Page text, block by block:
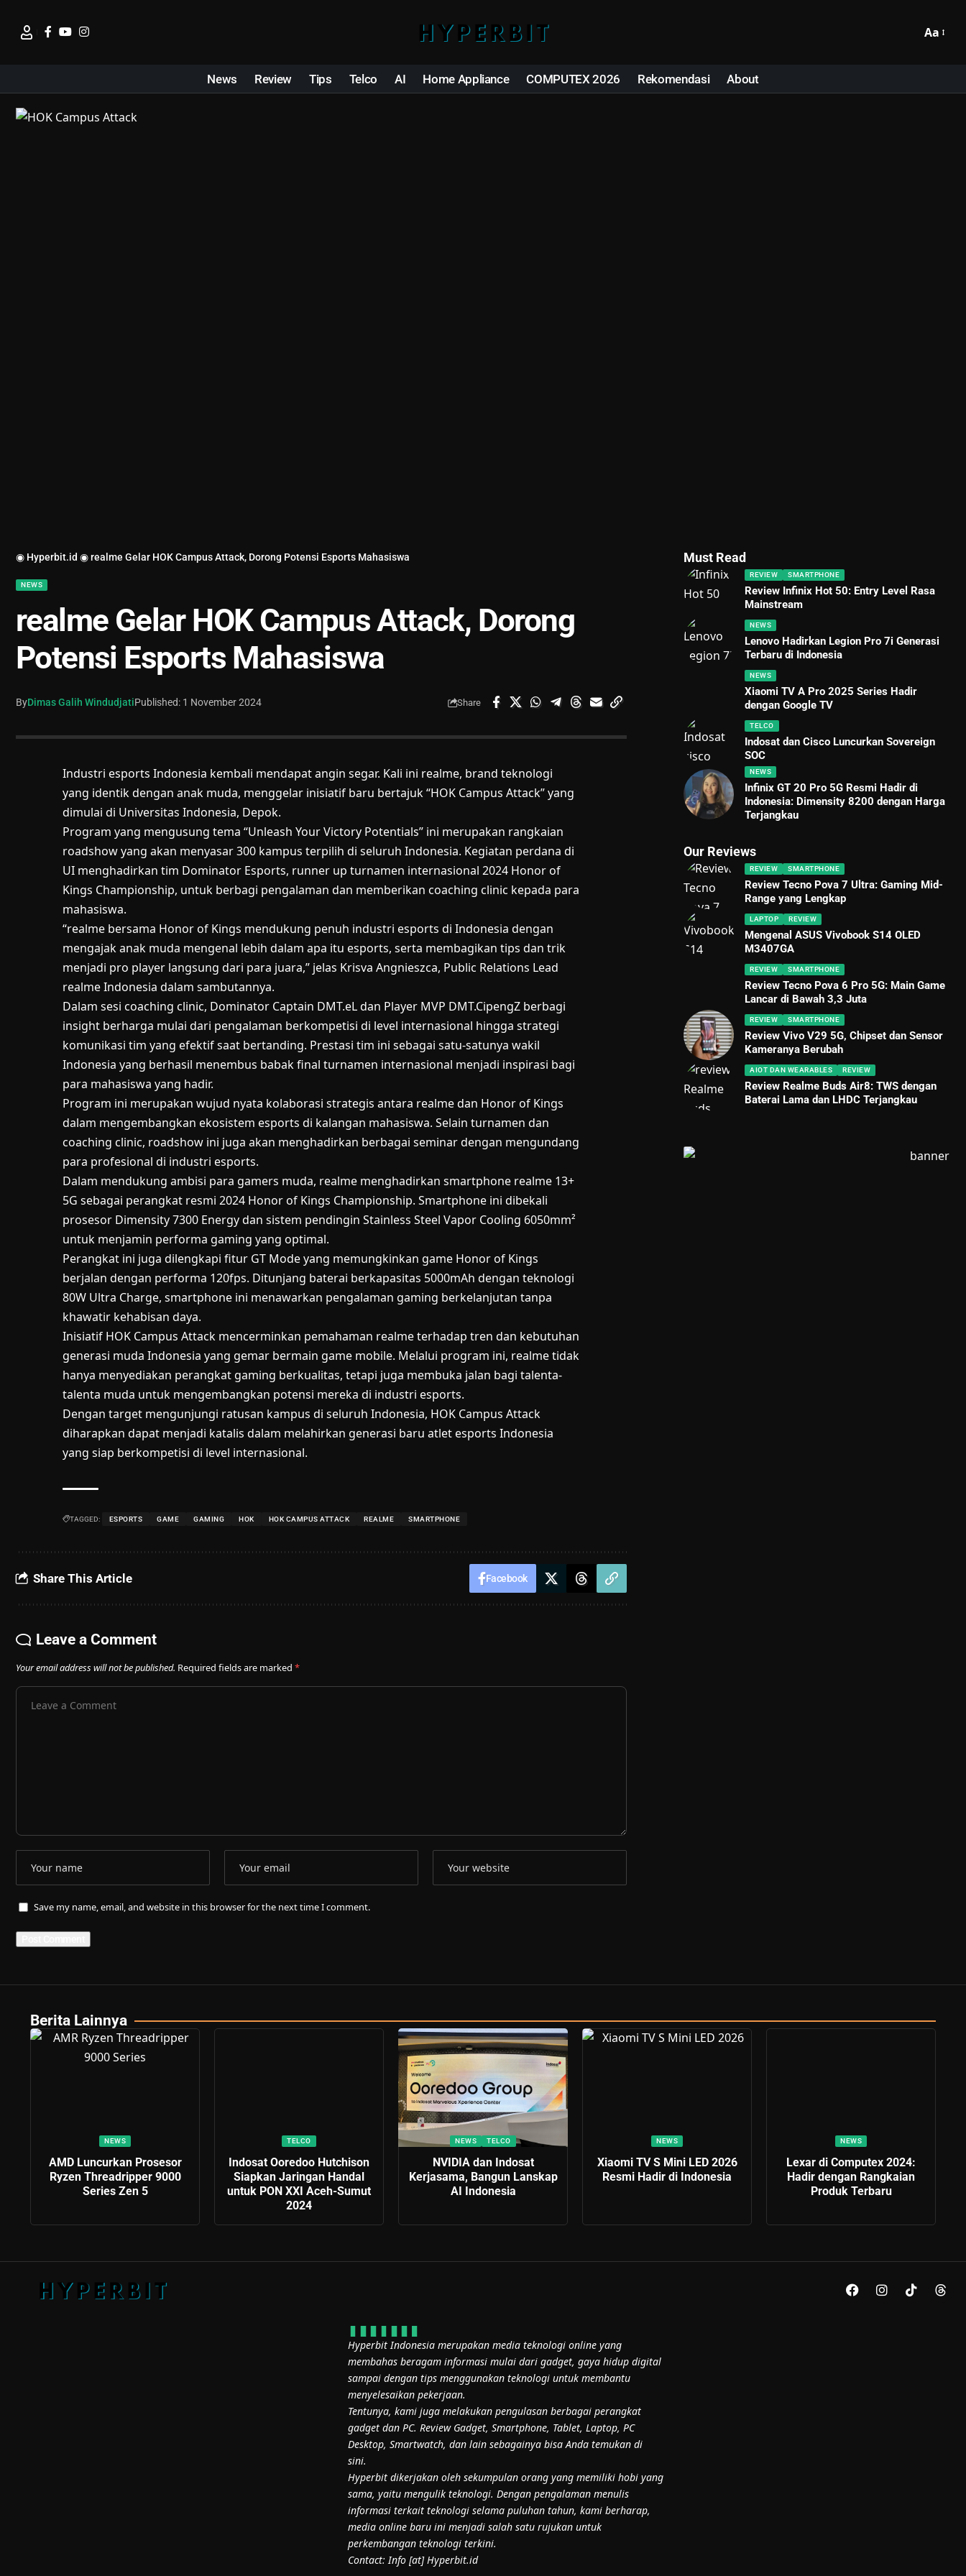
Aa
News Review Tips Telco AI Home Appliance COMPUTEX 2026 Rekomendasi About
◉ Hyperbit.id ◉realme Gelar HOK Campus Attack, Dorong Potensi Esports Mahasiswa
NEWS
realme Gelar HOK Campus Attack, Dorong
Potensi Esports Mahasiswa
ByDimas Galih WindudjatiPublished: 1 November 2024 Share
Industri esports Indonesia kembali mendapat angin segar. Kali ini realme, brand teknologi
yang identik dengan anak muda, menggelar inisiatif baru bertajuk “HOK Campus Attack” yang
dimulai di Universitas Indonesia, Depok.
Program yang mengusung tema “Unleash Your Victory Potentials” ini merupakan rangkaian
roadshow yang akan menyasar 300 kampus terpilih di seluruh Indonesia. Kegiatan perdana di
UI menghadirkan tim Dominator Esports, runner up turnamen internasional 2024 Honor of
Kings Championship, untuk berbagi pengalaman dan memberikan coaching clinic kepada para
mahasiswa.
“realme bersama Honor of Kings mendukung penuh industri esports di Indonesia dengan
mengajak anak muda mengenal lebih dalam apa itu esports, serta membagikan tips dan trik
menjadi pro player langsung dari para juara,” jelas Krisva Angnieszca, Public Relations Lead
realme Indonesia dalam sambutannya.
Dalam sesi coaching clinic, Dominator Captain DMT.eL dan Player MVP DMT.CipengZ berbagi
insight berharga mulai dari pengalaman berkompetisi di level internasional hingga strategi
komunikasi tim yang efektif saat bertanding. Prestasi tim ini sebagai satu-satunya wakil
Indonesia yang berhasil menembus babak final turnamen internasional menjadi inspirasi bagi
para mahasiswa yang hadir.
Program ini merupakan wujud nyata kolaborasi strategis antara realme dan Honor of Kings
dalam mengembangkan ekosistem esports di kalangan mahasiswa. Selain turnamen dan
coaching clinic, roadshow ini juga akan menghadirkan berbagai seminar dengan mengundang
para profesional di industri esports.
Dalam mendukung ambisi para gamers muda, realme menghadirkan smartphone realme 13+
5G sebagai perangkat resmi 2024 Honor of Kings Championship. Smartphone ini dibekali
prosesor Dimensity 7300 Energy dan sistem pendingin Stainless Steel Vapor Cooling 6050mm²
untuk menjamin performa gaming yang optimal.
Perangkat ini juga dilengkapi fitur GT Mode yang memungkinkan game Honor of Kings
berjalan dengan performa 120fps. Ditunjang baterai berkapasitas 5000mAh dengan teknologi
80W Ultra Charge, smartphone ini menawarkan pengalaman gaming berkelanjutan tanpa
khawatir kehabisan daya.
Inisiatif HOK Campus Attack mencerminkan pemahaman realme terhadap tren dan kebutuhan
generasi muda Indonesia yang gemar bermain game mobile. Melalui program ini, realme tidak
hanya menyediakan perangkat gaming berkualitas, tetapi juga membuka jalan bagi talenta-
talenta muda untuk mengembangkan potensi mereka di industri esports.
Dengan target mengunjungi ratusan kampus di seluruh Indonesia, HOK Campus Attack
diharapkan dapat menjadi katalis dalam melahirkan generasi baru atlet esports Indonesia
yang siap berkompetisi di level internasional.
TAGGED: ESPORTS GAME GAMING HOK HOK CAMPUS ATTACK REALME SMARTPHONE
Share This Article Facebook
Leave a Comment
Your email address will not be published. Required fields are marked *
Save my name, email, and website in this browser for the next time I comment.
Must Read
REVIEW SMARTPHONE
Review Infinix Hot 50: Entry Level Rasa
Mainstream
NEWS
Lenovo Hadirkan Legion Pro 7i Generasi
Terbaru di Indonesia
NEWS
Xiaomi TV A Pro 2025 Series Hadir
dengan Google TV
TELCO
Indosat dan Cisco Luncurkan Sovereign
SOC
NEWS
Infinix GT 20 Pro 5G Resmi Hadir di
Indonesia: Dimensity 8200 dengan Harga
Terjangkau
Our Reviews
REVIEW SMARTPHONE
Review Tecno Pova 7 Ultra: Gaming Mid-
Range yang Lengkap
LAPTOP REVIEW
Mengenal ASUS Vivobook S14 OLED
M3407GA
REVIEW SMARTPHONE
Review Tecno Pova 6 Pro 5G: Main Game
Lancar di Bawah 3,3 Juta
REVIEW SMARTPHONE
Review Vivo V29 5G, Chipset dan Sensor
Kameranya Berubah
AIOT DAN WEARABLES REVIEW
Review Realme Buds Air8: TWS dengan
Baterai Lama dan LHDC Terjangkau
Berita Lainnya
NEWS
AMD Luncurkan Prosesor
Ryzen Threadripper 9000
Series Zen 5
TELCO
Indosat Ooredoo Hutchison
Siapkan Jaringan Handal
untuk PON XXI Aceh-Sumut
2024
NEWS TELCO
NVIDIA dan Indosat
Kerjasama, Bangun Lanskap
AI Indonesia
NEWS
Xiaomi TV S Mini LED 2026
Resmi Hadir di Indonesia
NEWS
Lexar di Computex 2024:
Hadir dengan Rangkaian
Produk Terbaru
Hyperbit Indonesia merupakan media teknologi online yang
membahas beragam informasi mulai dari gadget, gaya hidup digital
sampai dengan tips menggunakan teknologi untuk membantu
menyelesaikan pekerjaan.
Tentunya, kami juga melakukan pengulasan berbagai perangkat
gadget dan PC. Review Gadget, Smartphone, Tablet, Laptop, PC
Desktop, Smartwatch, dan lain sebagainya bisa Anda temukan di
sini.
Hyperbit dikerjakan oleh sekumpulan orang yang memiliki hobi yang
sama, yaitu mengulik teknologi. Dengan pengalaman menulis
informasi terkait teknologi selama puluhan tahun, kami berharap,
media online baru ini menjadi salah satu rujukan untuk
perkembangan teknologi terkini.
Contact: Info [at] Hyperbit.id